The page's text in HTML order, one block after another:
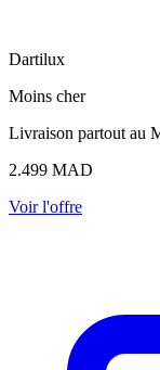
Dartilux
Moins cher
Livraison partout au
2.499 MAD
Voir l'offre